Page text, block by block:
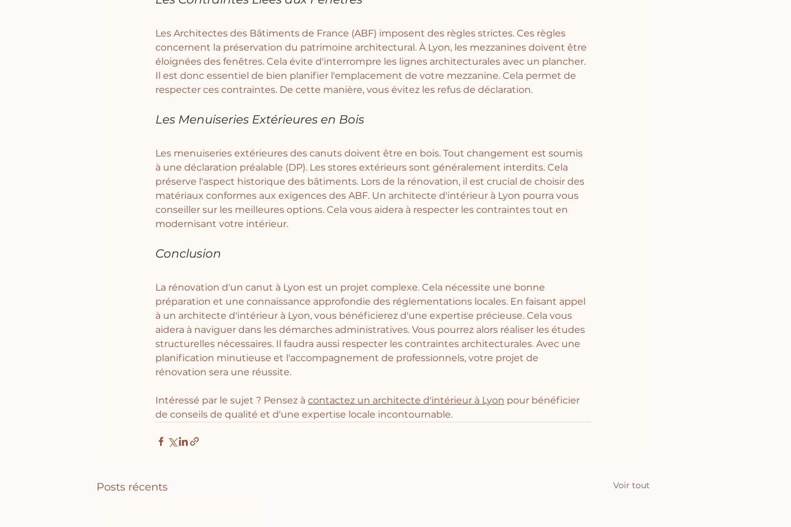
Les Architectes des Bâtiments de France (ABF) imposent des règles strictes. Ces règles
concernent la préservation du patrimoine architectural. À Lyon, les mezzanines doivent être
éloignées des fenêtres. Cela évite d'interrompre les lignes architecturales avec un plancher.
Il est donc essentiel de bien planifier l'emplacement de votre mezzanine. Cela permet de
respecter ces contraintes. De cette manière, vous évitez les refus de déclaration.
Les Menuiseries Extérieures en Bois
Les menuiseries extérieures des canuts doivent être en bois. Tout changement est soumis
à une déclaration préalable (DP). Les stores extérieurs sont généralement interdits. Cela
préserve l'aspect historique des bâtiments. Lors de la rénovation, il est crucial de choisir des
matériaux conformes aux exigences des ABF. Un architecte d'intérieur à Lyon pourra vous
conseiller sur les meilleures options. Cela vous aidera à respecter les contraintes tout en
modernisant votre intérieur.
Conclusion
La rénovation d'un canut à Lyon est un projet complexe. Cela nécessite une bonne
préparation et une connaissance approfondie des réglementations locales. En faisant appel
à un architecte d'intérieur à Lyon, vous bénéficierez d'une expertise précieuse. Cela vous
aidera à naviguer dans les démarches administratives. Vous pourrez alors réaliser les études
structurelles nécessaires. Il faudra aussi respecter les contraintes architecturales. Avec une
planification minutieuse et l'accompagnement de professionnels, votre projet de
rénovation sera une réussite.
Intéressé par le sujet ? Pensez à contactez un architecte d'intérieur à Lyon pour bénéficier
de conseils de qualité et d'une expertise locale incontournable.
Posts récents Voir tout